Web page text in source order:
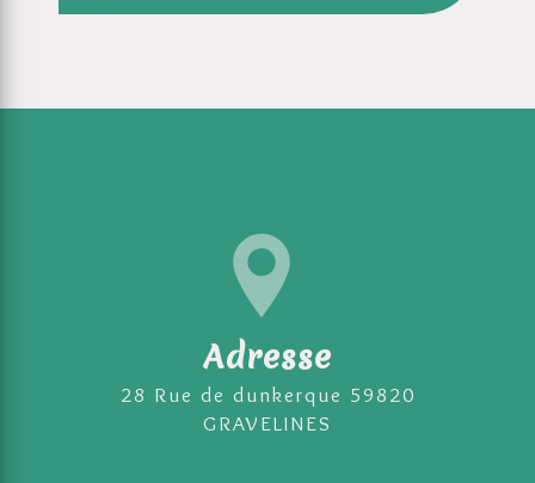
Adresse
28 Rue de dunkerque 59820
GRAVELINES